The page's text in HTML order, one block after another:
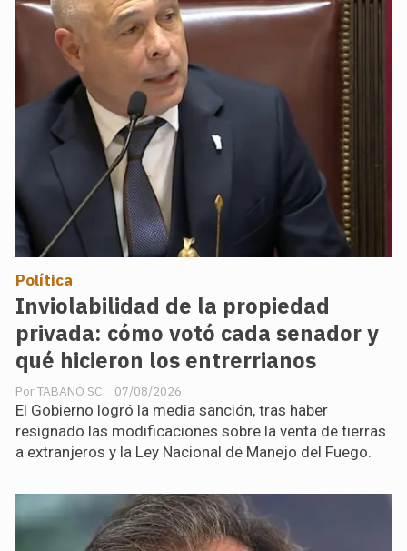
Inviolabilidad de la propiedad
privada: cómo votó cada senador y
qué hicieron los entrerrianos
TABANO SC
Política
07/08/2026
El Gobierno logró la media sanción, tras haber
resignado las modificaciones sobre la venta de tierras
a extranjeros y la Ley Nacional de Manejo del Fuego.